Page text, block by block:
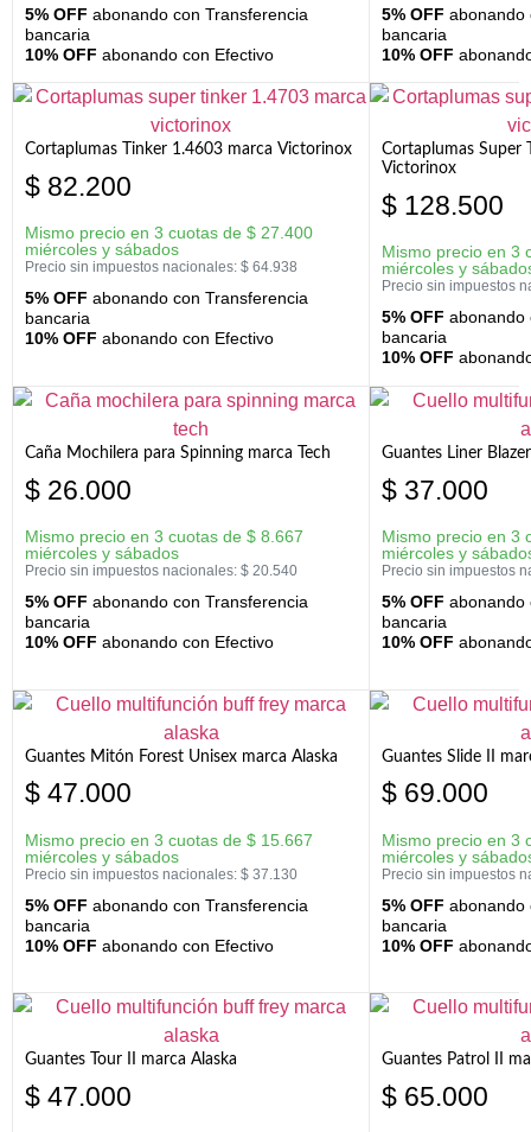
5% OFF abonando con Transferencia
bancaria
10% OFF abonando con Efectivo
5% OFF abonando
bancaria
10% OFF
Cortaplumas Tinker 1.4603 marca Victorinox
$ 82.200
Mismo precio en 3 cuotas de $ 27.400
miércoles y sábados
Precio sin impuestos nacionales: $ 64.938
5% OFF abonando con Transferencia
bancaria
10% OFF abonando con Efectivo
Cortaplumas Super
Victorinox
$ 128.500
Mismo precio en 3
miércoles y
Precio sin impuestos
5% OFF abonando
bancaria
10% OFF
Caña Mochilera para Spinning marca Tech
$ 26.000
Mismo precio en 3 cuotas de $ 8.667
miércoles y sábados
Precio sin impuestos nacionales: $ 20.540
5% OFF abonando con Transferencia
bancaria
10% OFF abonando con Efectivo
Guantes Liner
$ 37.000
Mismo precio en 3
miércoles y
Precio sin impuestos
5% OFF abonando
bancaria
10% OFF
Guantes Mitón Forest Unisex marca Alaska
$ 47.000
Mismo precio en 3 cuotas de $ 15.667
miércoles y sábados
Precio sin impuestos nacionales: $ 37.130
5% OFF abonando con Transferencia
bancaria
10% OFF abonando con Efectivo
Guantes Slide II
$ 69.000
Mismo precio en 3
miércoles y
Precio sin impuestos
5% OFF abonando
bancaria
10% OFF
Guantes Tour II marca Alaska
$ 47.000
Guantes Patrol II
$ 65.000